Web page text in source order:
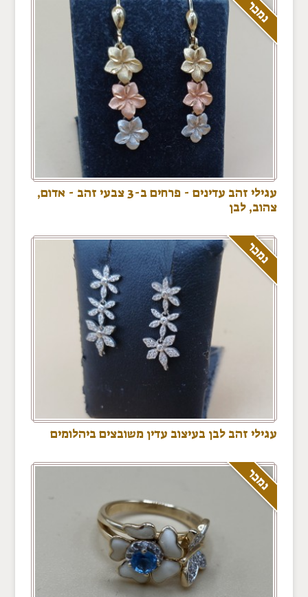
נמכר
עגילי זהב עדינים - פרחים ב-3 צבעי זהב - אדום,
צהוב, לבן
נמכר
עגילי זהב לבן בעיצוב עדין משובצים ביהלומים
נמכר